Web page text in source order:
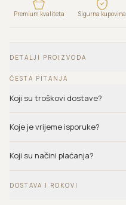
Premium kvaliteta Sigurna kupovina
DETALJI PROIZVODA
ČESTA PITANJA
Koji su troškovi dostave?
Koje je vrijeme isporuke?
Koji su načini plaćanja?
DOSTAVA I ROKOVI